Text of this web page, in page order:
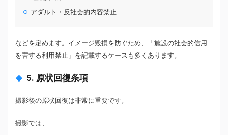
アダルト・反社会的内容禁止
などを定めます。イメージ毀損を防ぐため、「施設の社会的信用
を害する利用禁止」を記載するケースも多くあります。
5. 原状回復条項
撮影後の原状回復は非常に重要です。
撮影では、